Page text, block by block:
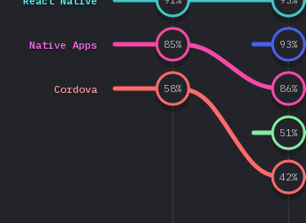
Native Apps
Cordova
93%
85%
86%
58%
42%
51%